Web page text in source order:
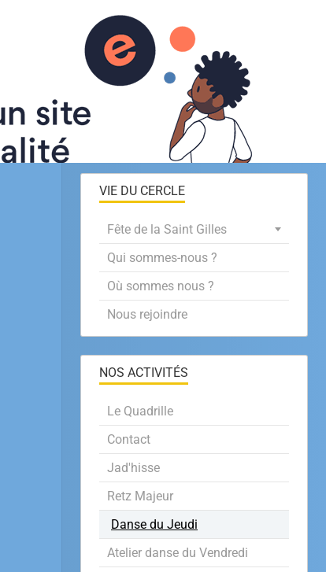
activités
VIE DU CERCLE
Fête de la Saint Gilles
Qui sommes-nous ?
Où sommes nous ?
Nous rejoindre
NOS ACTIVITÉS
Le Quadrille
Contact
Jad'hisse
Retz Majeur
Danse du Jeudi
Atelier danse du Vendredi